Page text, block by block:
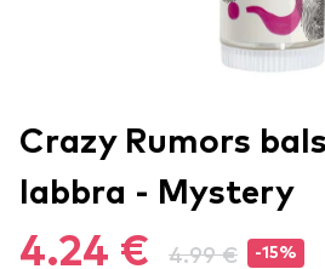
Crazy Rumors
labbra - Mystery
4.24 € 4.99 € -15%